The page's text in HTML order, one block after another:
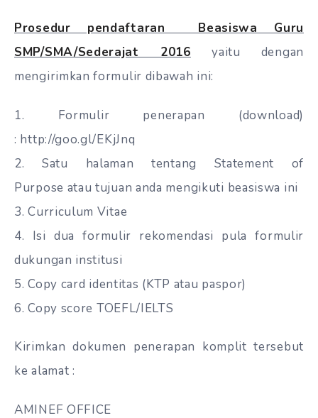
Prosedur pendaftaran Beasiswa Guru
SMP/SMA/Sederajat 2016 yaitu dengan
mengirimkan formulir dibawah ini:
1. Formulir penerapan (download)
: http://goo.gl/EKjJnq
2. Satu halaman tentang Statement of
Purpose atau tujuan anda mengikuti beasiswa ini
3. Curriculum Vitae
4. Isi dua formulir rekomendasi pula formulir
dukungan institusi
5. Copy card identitas (KTP atau paspor)
6. Copy score TOEFL/IELTS
Kirimkan dokumen penerapan komplit tersebut
ke alamat :
AMINEF OFFICE